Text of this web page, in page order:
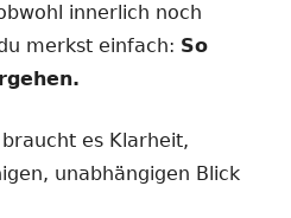
innerlich noch
merkst einfach: So
es Klarheit,
unabhängigen Blick